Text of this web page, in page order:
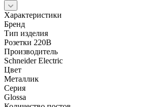
Характеристики
Бренд
Тип изделия
Розетки 220В
Производитель
Schneider Electric
Цвет
Металлик
Серия
Glossa